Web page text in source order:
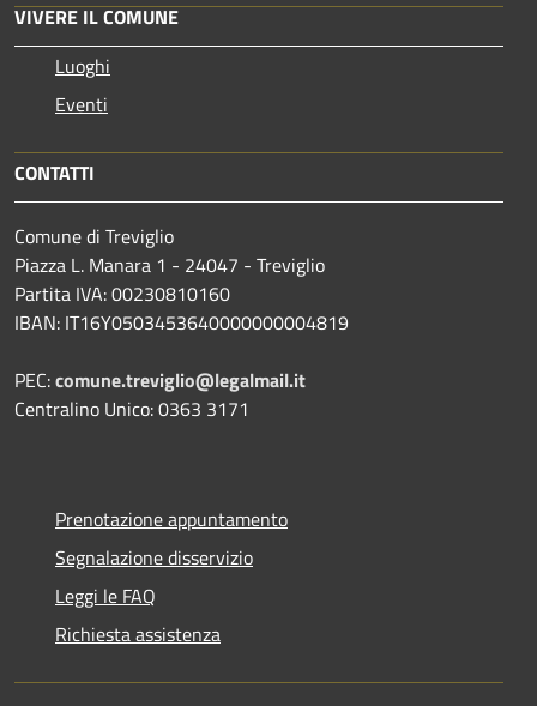
VIVERE IL COMUNE
Luoghi
Eventi
CONTATTI
Comune di Treviglio
Piazza L. Manara 1 - 24047 - Treviglio
Partita IVA: 00230810160
IBAN: IT16Y0503453640000000004819
PEC:comune.treviglio@legalmail.it
Centralino Unico: 0363 3171
Prenotazione appuntamento
Segnalazione disservizio
Leggi le FAQ
Richiesta assistenza